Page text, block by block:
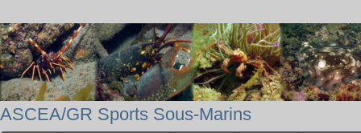
ASCEA/GR Sports Sous-Marins